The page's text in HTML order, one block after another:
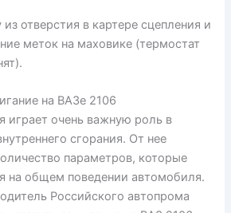
отверстия в картере сцепления и
меток на маховике (термостат
на ВАЗе 2106
играет очень важную роль в
сгорания. От нее
параметров, которые
на общем поведении автомобиля.
Российского автопрома